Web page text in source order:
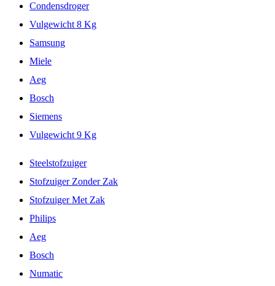
Condensdroger
Vulgewicht 8 Kg
Samsung
Miele
Aeg
Bosch
Siemens
Vulgewicht 9 Kg
Steelstofzuiger
Stofzuiger Zonder Zak
Stofzuiger Met Zak
Philips
Aeg
Bosch
Numatic